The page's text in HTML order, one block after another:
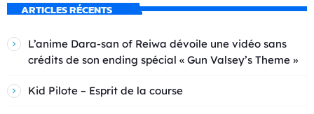
ARTICLES RÉCENTS
L’anime Dara-san of Reiwa dévoile une vidéo sans
crédits de son ending spécial « Gun Valsey’s Theme »
Kid Pilote – Esprit de la course